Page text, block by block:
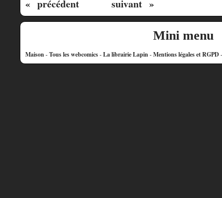
« précédent
suivant »
Mini menu
Maison-Tous les webcomics-La librairie Lapin-Mentions légales et RGPD